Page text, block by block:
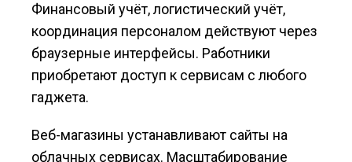
Финансовый учёт, логистический учёт,
координация персоналом действуют через
браузерные интерфейсы. Работники
приобретают доступ к сервисам с любого
гаджета.
Веб-магазины устанавливают сайты на
облачных сервисах. Масштабирование